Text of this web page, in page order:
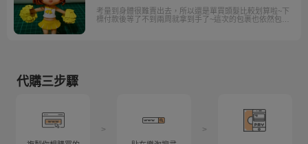
考量到身體很難賣出去，所以還是單買頭髮比較划算啦~下
標付款後等了不到兩周就拿到手了~這次的包裹也依然包得
代購三步驟
> >